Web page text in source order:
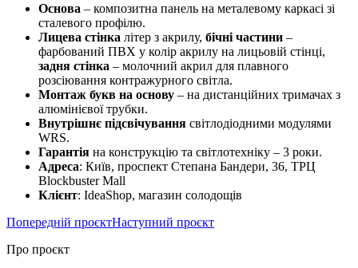
Основа – композитна панель на металевому каркасі зі
сталевого профілю.
Лицева стінка літер з акрилу, бічні частини –
фарбований ПВХ у колір акрилу на лицьовій стінці,
задня стінка – молочний акрил для плавного
розсіювання контражурного світла.
Монтаж букв на основу – на дистанційних тримачах з
алюмінієвої трубки.
Внутрішнє підсвічування світлодіодними модулями
WRS.
Гарантія на конструкцію та світлотехніку – 3 роки.
Адреса: Київ, проспект Степана Бандери, 36, ТРЦ
Blockbuster Mall
Клієнт: IdeaShop, магазин солодощів
Попередній проєктНаступний проєкт
Про проєкт